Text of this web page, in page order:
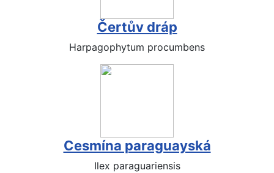
Čertův dráp
Harpagophytum procumbens
Cesmína paraguayská
Ilex paraguariensis